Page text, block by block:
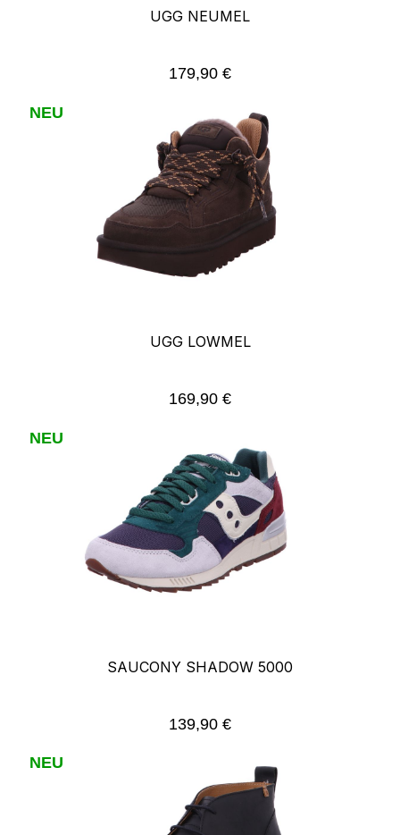
UGG NEUMEL
Regulärer Preis:
179,90 €
NEU
UGG LOWMEL
Regulärer Preis:
169,90 €
NEU
SAUCONY SHADOW 5000
Regulärer Preis:
139,90 €
NEU